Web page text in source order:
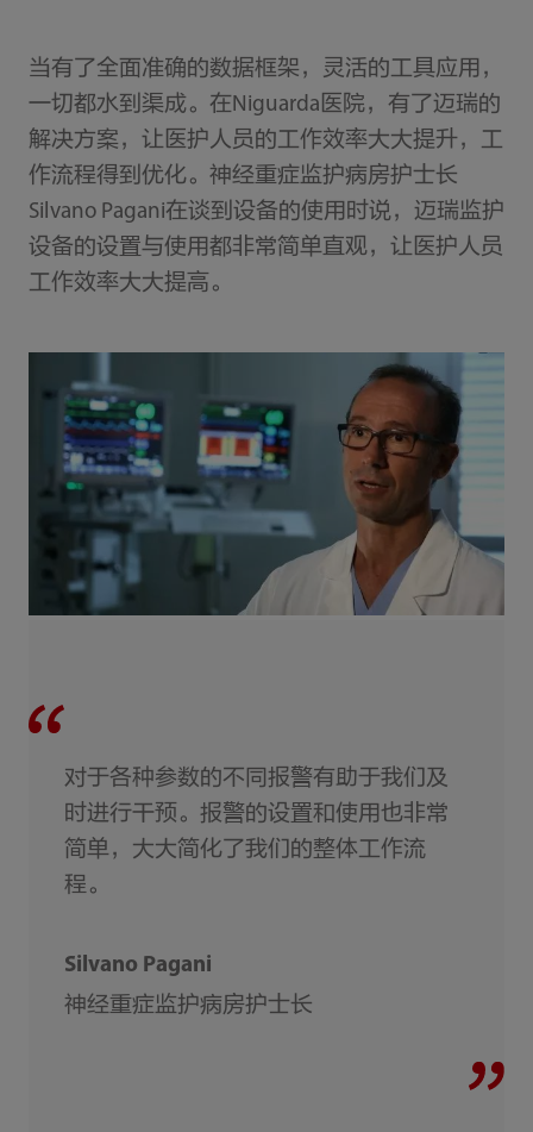
当有了全面准确的数据框架，灵活的工具应用，
一切都水到渠成。在Niguarda医院，有了迈瑞的
解决方案，让医护人员的工作效率大大提升，工
作流程得到优化。神经重症监护病房护士长
Silvano Pagani在谈到设备的使用时说，迈瑞监护
设备的设置与使用都非常简单直观，让医护人员
工作效率大大提高。
对于各种参数的不同报警有助于我们及
时进行干预。报警的设置和使用也非常
简单，大大简化了我们的整体工作流
程。
Silvano Pagani
神经重症监护病房护士长